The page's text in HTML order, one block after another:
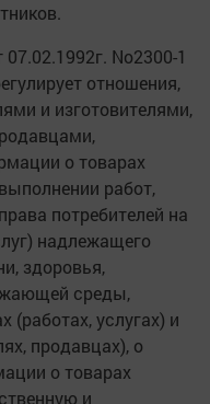
No2300-1
отношения,
и изготовителями,
о товарах
работ,
потребителей на
надлежащего
здоровья,
среды,
(работах, услугах) и
продавцах), о
о товарах
и